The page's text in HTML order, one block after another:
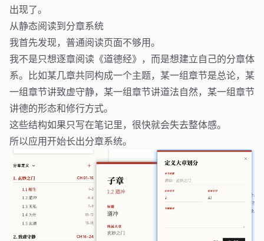
出现了。
从静态阅读到分章系统
我首先发现，普通阅读页面不够用。
我不是只想逐章阅读《道德经》，而是想建立自己的分章体
系。比如某几章共同构成一个主题，某一组章节是总论，某
一组章节讲致虚守静，某一组章节讲道法自然，某一组章节
讲德的形态和修行方式。
这些结构如果只写在笔记里，很快就会失去整体感。
所以应用开始长出分章系统。